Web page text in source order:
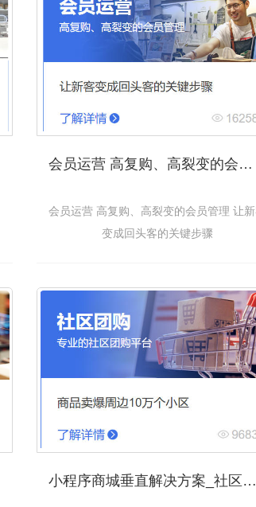
会员运营 高复购、高裂变的会员管理 让新客变成回头客的关键步骤
会员运营 高复购、高裂变的会员管理 让新客
变成回头客的关键步骤
小程序商城垂直解决方案_社区团购